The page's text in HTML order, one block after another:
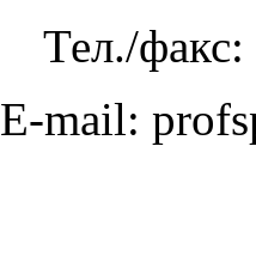
Тел./
E-mail: